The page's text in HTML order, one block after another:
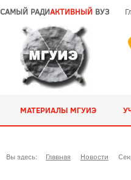
САМЫЙ РАДИАКТИВНЫЙ ВУЗ
МАТЕРИАЛЫ МГУИЭ
Вы здесь: Главная Новости